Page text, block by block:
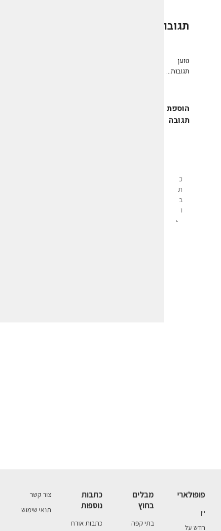
תגובות
טוען
תגובות...
הוספת
תגובה
פופולארי
יין
חדש על
מבלים
בחוץ
בתי קפה
כתבות
נוספות
כתבות אורח
צור קשר
תנאי שימוש